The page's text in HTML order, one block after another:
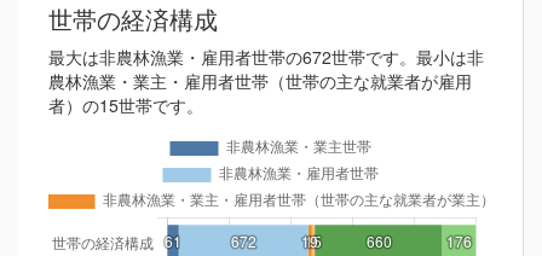
世帯の経済構成
最大は非農林漁業・雇用者世帯の672世帯です。最小は非
農林漁業・業主・雇用者世帯（世帯の主な就業者が雇用
者）の15世帯です。